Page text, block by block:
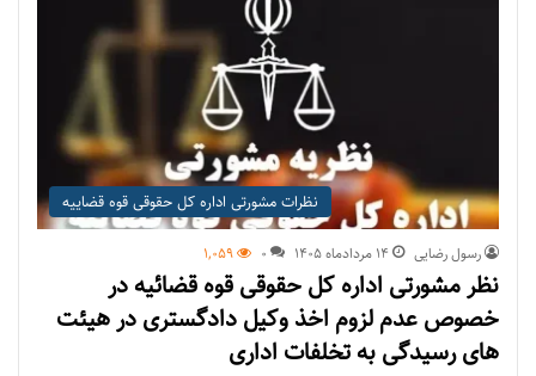
نظرات مشورتی اداره کل حقوقی قوه قضاییه
رسول رضایی ۱۴ مرداد‌ماه ۱۴۰۵ 0
1,059
نظر مشورتی اداره کل حقوقی قوه قضائیه در
خصوص عدم لزوم اخذ وکیل دادگستری در هیئت
های رسیدگی به تخلفات اداری